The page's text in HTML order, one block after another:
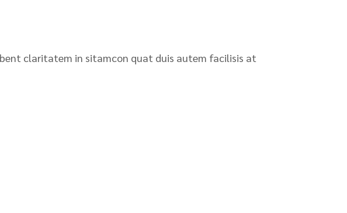
claritatem in sitamcon quat duis autem facilisis at